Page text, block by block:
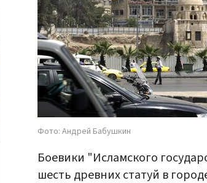
Фото: Андрей Бабушкин
Боевики "Исламского
шесть древних статуй в